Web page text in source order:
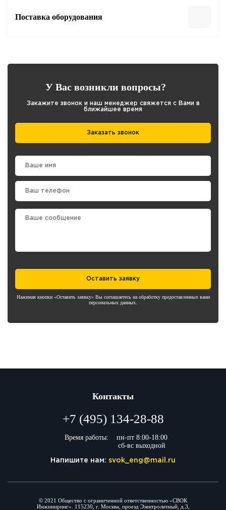
Поставка оборудования
У Вас возникли вопросы?
Закажите звонок и наш менеджер свяжется с Вами в
ближайшее время
Заказать звонок
Нажимая кнопки «Оставить заявку» Вы соглашаетесь на обработку предоставленных вами
персональных данных.
Оставить заявку
Контакты
+7 (495) 134-28-88
Время работы:
пн-пт 8:00-18:00
сб-вс выходной
Напишите нам: svok_eng@mail.ru
© 2021 Общество с ограниченной ответственностью «СВОК
Инжиниринг». 115230, г. Москва, проезд Электролитный, д.3,